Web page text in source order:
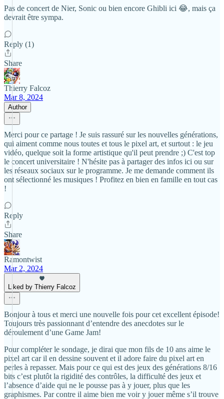
Pas de concert de Nier, Sonic ou bien encore Ghibli ici 😂, mais ça
devrait être sympa.
Reply (1)
Share
Thierry Falcoz
Mar 8, 2024
Author
Merci pour ce partage ! Je suis rassuré sur les nouvelles générations,
qui aiment comme nous toutes et tous le pixel art, et surtout : le jeu
vidéo, quelque soit la forme artistique qu'il peut prendre ;) C'est top
le concert universitaire ! N'hésite pas à partager des infos ici ou sur
les réseaux sociaux sur le programme. Je me demande comment ils
ont sélectionné les musiques ! Profitez en bien en famille en tout cas
!
Reply
Share
Ramontwist
Mar 2, 2024
Liked by Thierry Falcoz
Bonjour à tous et merci une nouvelle fois pour cet excellent épisode!
Toujours très passionnant d’entendre des anecdotes sur le
déroulement d’une Game Jam!
Pour compléter le sondage, je dirai que mon fils de 10 ans aime le
pixel art car il en dessine souvent et il adore faire du pixel art en
perles à repasser. Mais pour ce qui est des jeux des générations 8/16
bits c’est plutôt la rigidité des contrôles, la difficulté des jeux et
l’absence d’aide qui ne le pousse pas à y jouer, plus que les
graphismes. Par contre il aime bien me voir y jouer même s’il trouve